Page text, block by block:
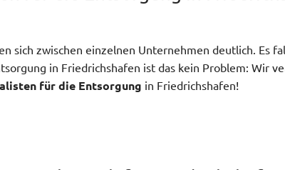
sich zwischen einzelnen Unternehmen deutlich. Es
in Friedrichshafen ist das kein Problem: Wir
für die Entsorgung in Friedrichshafen!